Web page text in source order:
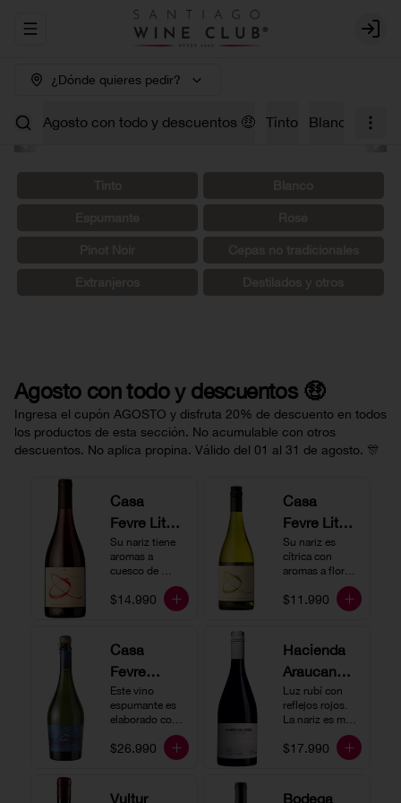
Abrir menu de navegación Login
¿Dónde quieres pedir?
Agosto con todo y descuentos 🤑 Tinto Blanco
Agosto con todo y descuentos 🤑
Ingresa el cupón AGOSTO y disfruta 20% de descuento en todos
los productos de esta sección. No acumulable con otros
descuentos. No aplica propina. Válido del 01 al 31 de agosto. 🎊
Casa
Fevre Little
Quino
Pinot Noir
Su nariz tiene
aromas a
cuesco de
frambuesa. En
boca tiene una
es un vino muy
vertical. Ideal
para beberlo
más frío como
acompañado de
$14.990
Casa
Fevre Little
Quino
Sauvignon
Su nariz es
cítrica con
aromas a flores
blancas y lima.
En boca tiene
vertical y de
persistencia
media. Ideal
para acompañar
con ostras.
$11.990
Casa
Fevre
Quino
Espumant
Este vino
espumante es
elaborado con
tradicional y se
produce a partir
Chardonnay y
$26.990
Hacienda
Araucano-
Lurton
Humo
Gran
Luz rubí con
reflejos rojos.
La nariz es muy
expresiva con
notas de fresa y
rico y redondo
$17.990
Vultur
Bodega